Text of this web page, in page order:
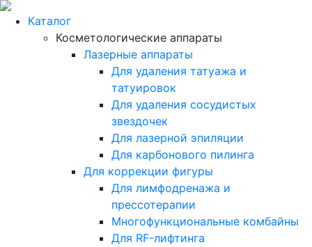
Каталог
Косметологические аппараты
Лазерные аппараты
Для удаления татуажа и
татуировок
Для удаления сосудистых
звездочек
Для лазерной эпиляции
Для карбонового пилинга
Для коррекции фигуры
Для лимфодренажа и
прессотерапии
Многофункциональные комбайны
Для RF-лифтинга